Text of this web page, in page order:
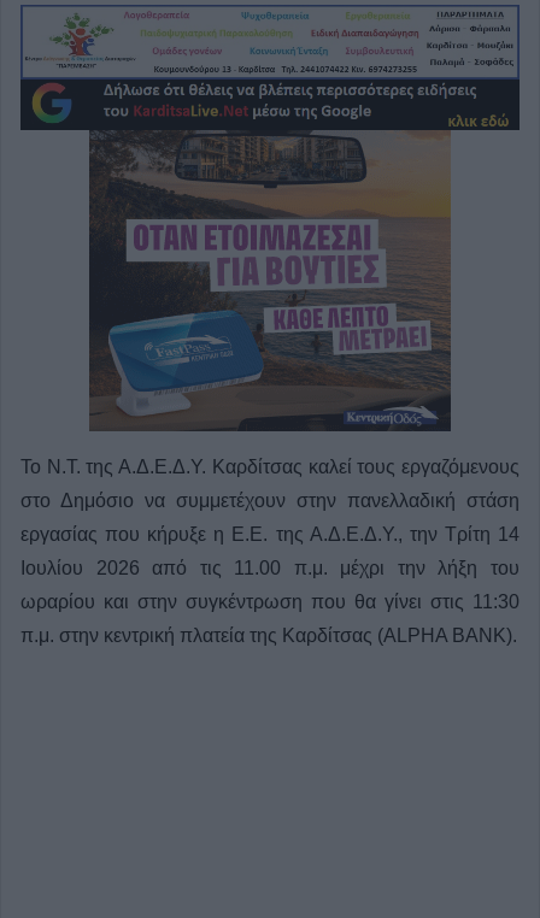
Το Ν.Τ. της Α.Δ.Ε.Δ.Υ. Καρδίτσας καλεί τους εργαζόμενους
στο Δημόσιο να συμμετέχουν στην πανελλαδική στάση
εργασίας που κήρυξε η Ε.Ε. της Α.Δ.Ε.Δ.Υ., την Τρίτη 14
Ιουλίου 2026 από τις 11.00 π.μ. μέχρι την λήξη του
ωραρίου και στην συγκέντρωση που θα γίνει στις 11:30
π.μ. στην κεντρική πλατεία της Καρδίτσας (ALPHA BANK).